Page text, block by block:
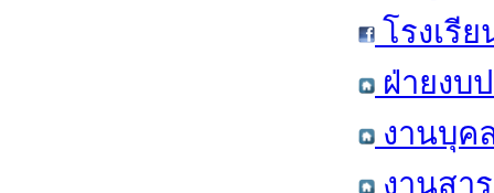
โรงเรี
ฝ่ายงบ
งานบุค
งานสา